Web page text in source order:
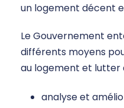
un logement décent
Le Gouvernement
différents moyens
au logement et
analyse et